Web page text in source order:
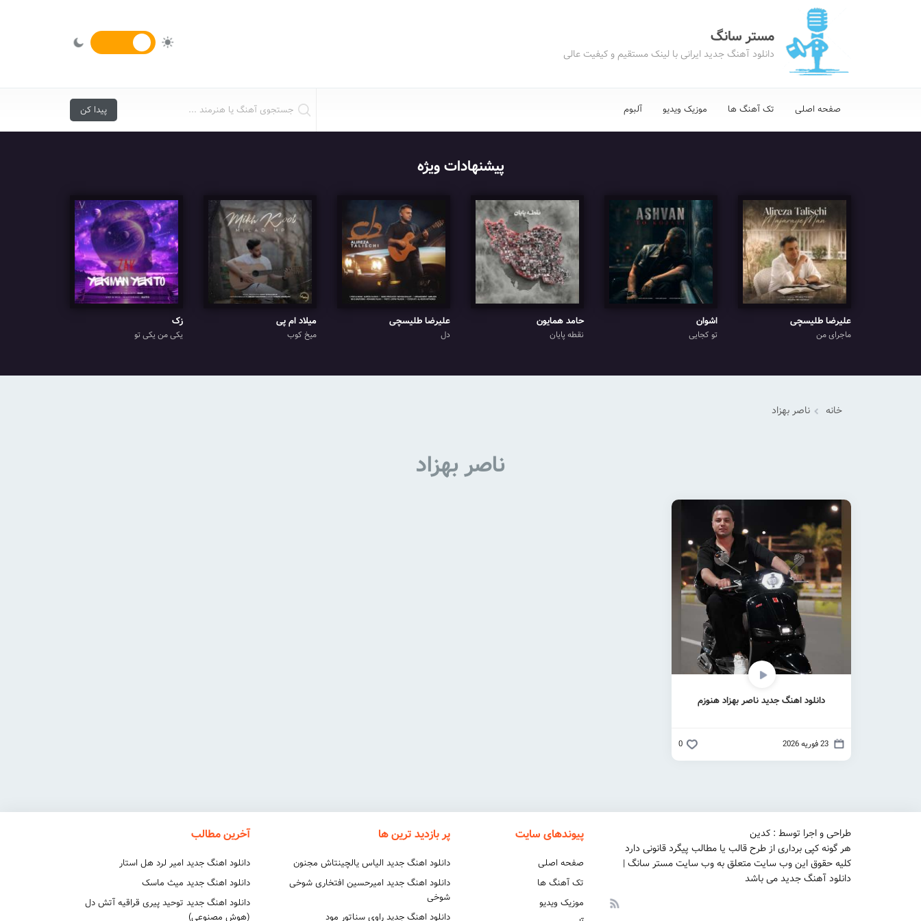
مستر سانگ
دانلود آهنگ جدید ایرانی با لینک مستقیم و کیفیت عالی
صفحه اصلی تک آهنگ ها موزیک ویدیو آلبوم
پیشنهادات ویژه
علیرضا طلیسچی
ماجرای من
اشوان
تو کجایی
حامد همایون
نقطه پایان
علیرضا طلیسچی
دل
میلاد ام پی
میخ کوب
زک
یکی من یکی تو
خانه ناصر بهزاد
ناصر بهزاد
دانلود اهنگ جدید ناصر بهزاد هنوزم
23 فوریه 2026 0
طراحی و اجرا توسط : کدین
هر گونه کپی برداری از طرح قالب یا مطالب پیگرد قانونی دارد
کلیه حقوق این وب سایت متعلق به وب سایت مستر سانگ |
دانلود آهنگ جدید می باشد
پیوندهای سایت
صفحه اصلی
تک آهنگ ها
موزیک ویدیو
پر بازدید ترین ها
دانلود اهنگ جدید الیاس یالچینتاش مجنون
دانلود اهنگ جدید امیرحسین افتخاری شوخی
شوخی
دانلود اهنگ جدید راوی سناتور مود
آخرین مطالب
دانلود اهنگ جدید امیر لرد هل استار
دانلود اهنگ جدید میث ماسک
دانلود اهنگ جدید توحید پیری قراقیه آتش دل
(هوش مصنوعی)